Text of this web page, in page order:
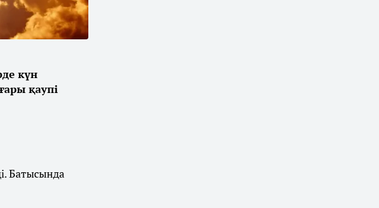
күн
қаупі
Батысында